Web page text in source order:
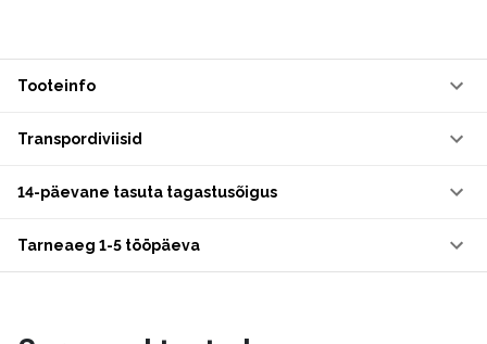
Tooteinfo
Transpordiviisid
14-päevane tasuta tagastusõigus
Tarneaeg 1-5 tööpäeva